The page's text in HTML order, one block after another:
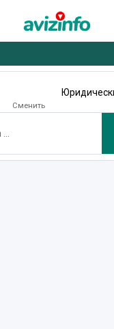
Сменить